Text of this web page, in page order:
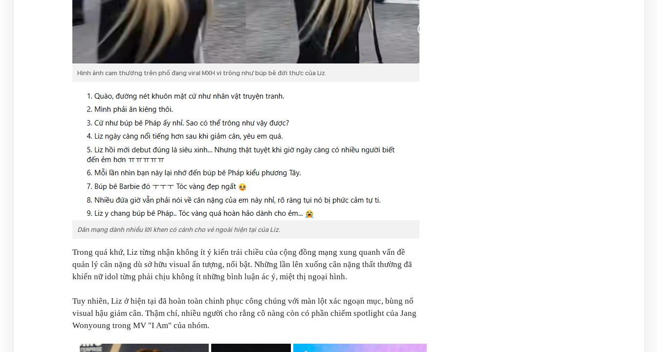
Hình ảnh cam thường trên phố đang viral MXH vì trông như búp bê đời thực của Liz.
Dân mạng dành nhiều lời khen có cánh cho vẻ ngoài hiện tại của Liz.
Trong quá khứ, Liz từng nhận không ít ý kiến trái chiều của cộng đồng mạng xung quanh vấn đề
quản lý cân nặng dù sở hữu visual ấn tượng, nổi bật. Những lần lên xuống cân nặng thất thường đã
khiến nữ idol từng phải chịu không ít những bình luận ác ý, miệt thị ngoại hình.
Tuy nhiên, Liz ở hiện tại đã hoàn toàn chinh phục công chúng với màn lột xác ngoạn mục, bùng nổ
visual hậu giảm cân. Thậm chí, nhiều người cho rằng cô nàng còn có phần chiếm spotlight của Jang
Wonyoung trong MV "I Am" của nhóm.